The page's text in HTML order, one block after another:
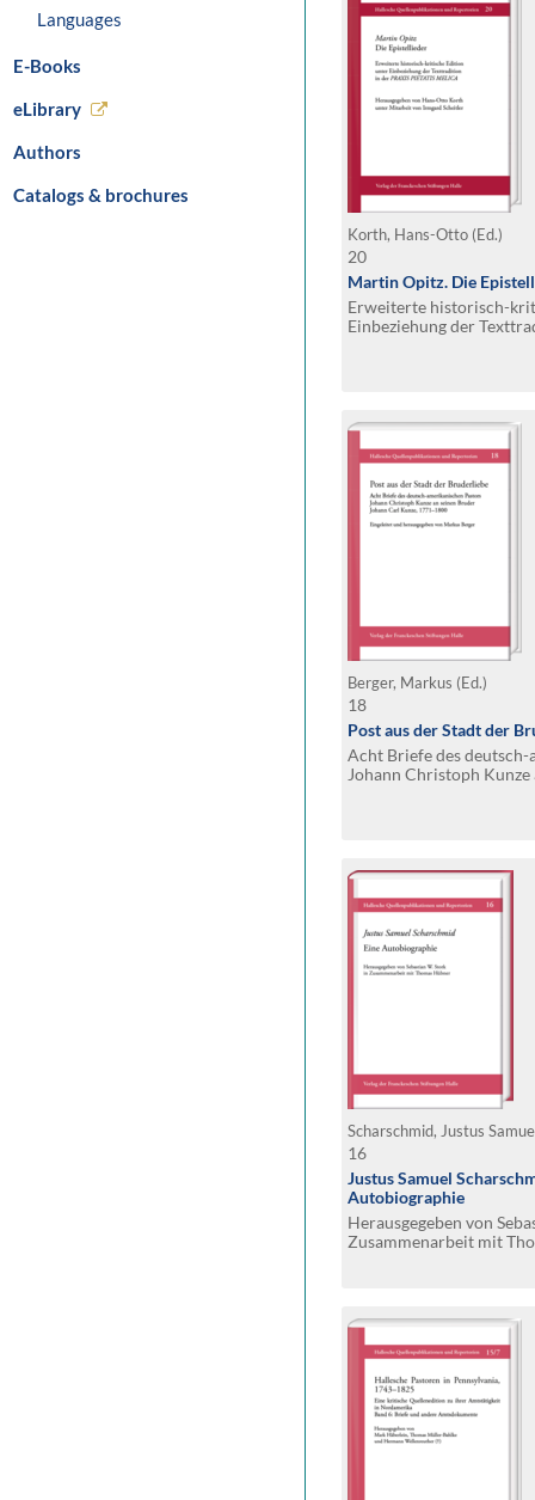
Languages
E-Books
eLibrary
Authors
Catalogs & brochures
Korth, Hans-Otto (Ed.)
20
Martin Opitz. Die
Erweiterte historisch-
Einbeziehung der
Berger, Markus (Ed.)
18
Post aus der Stadt der
Acht Briefe des
Johann Christoph
Scharschmid, Justus
16
Justus Samuel
Autobiographie
Herausgegeben von
Zusammenarbeit mit